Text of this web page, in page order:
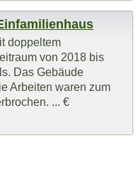
doppeltem
von 2018 bis
Das Gebäude
Arbeiten waren zum
... €